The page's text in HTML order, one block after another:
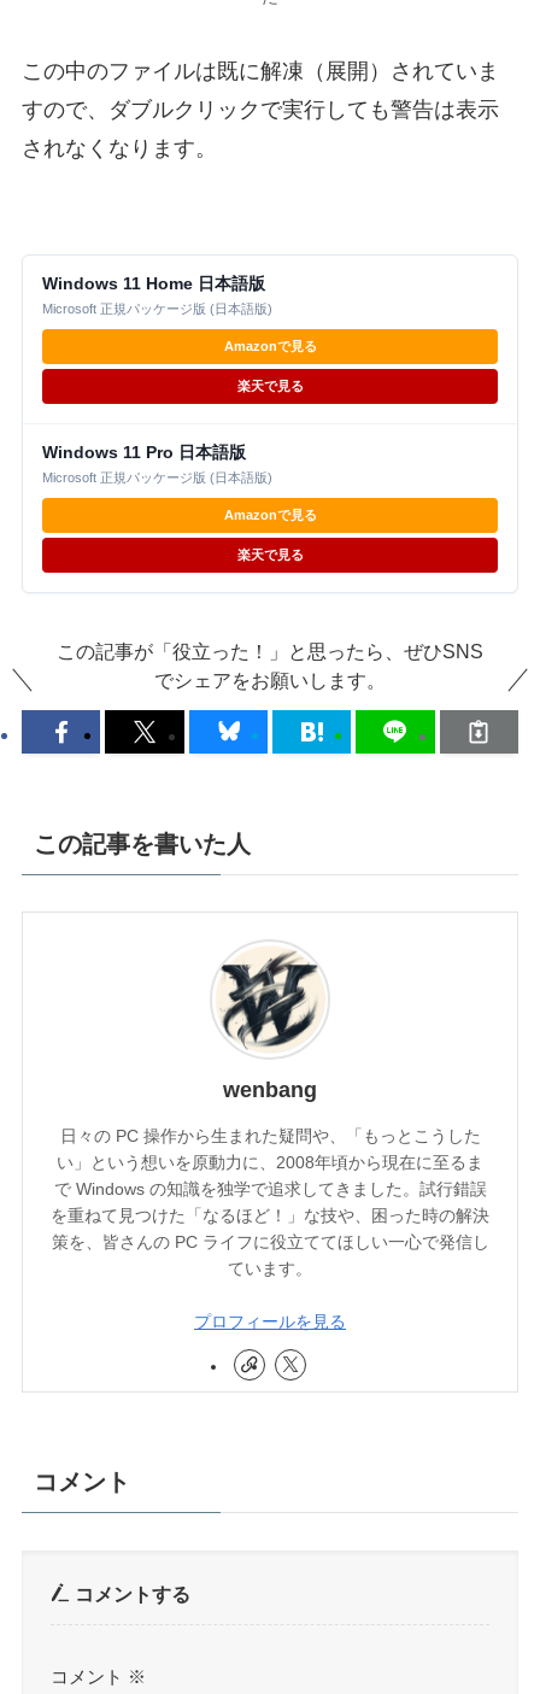
この中のファイルは既に解凍（展開）されていま
すので、ダブルクリックで実行しても警告は表示
されなくなります。
Windows 11 Home 日本語版
Microsoft 正規パッケージ版 (日本語版)
Amazonで見る
楽天で見る
Windows 11 Pro 日本語版
Microsoft 正規パッケージ版 (日本語版)
Amazonで見る
楽天で見る
この記事が「役立った！」と思ったら、ぜひSNS
でシェアをお願いします。
この記事を書いた人
wenbang
日々の PC 操作から生まれた疑問や、「もっとこうした
い」という想いを原動力に、2008年頃から現在に至るま
で Windows の知識を独学で追求してきました。試行錯誤
を重ねて見つけた「なるほど！」な技や、困った時の解決
策を、皆さんの PC ライフに役立ててほしい一心で発信し
ています。
プロフィールを見る
コメント
コメントする
コメント ※